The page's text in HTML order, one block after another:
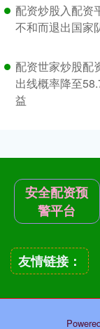
配资炒股入配资
不和而退出国家
配资世家炒股配
出线概率降至
益
安全配资预
警平台
友情链接：